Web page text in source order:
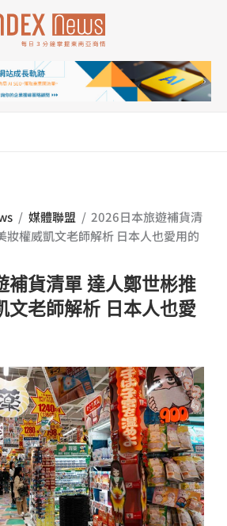
/ 媒體聯盟 / 2026日本旅遊補貨清
妝權威凱文老師解析 日本人也愛用的
補貨清單 達人鄭世彬推
文老師解析 日本人也愛